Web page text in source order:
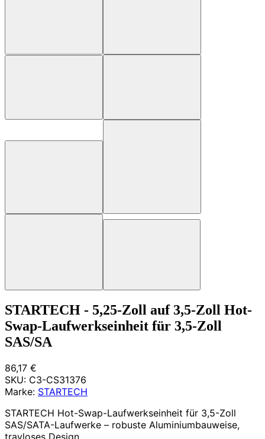
STARTECH - 5,25-Zoll auf 3,5-Zoll Hot-
Swap-Laufwerkseinheit für 3,5-Zoll
SAS/SA
86,17 €
SKU: C3-CS31376
Marke: STARTECH
STARTECH Hot-Swap-Laufwerkseinheit für 3,5-Zoll
SAS/SATA-Laufwerke – robuste Aluminiumbauweise,